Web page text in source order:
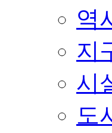
역
지
시
도